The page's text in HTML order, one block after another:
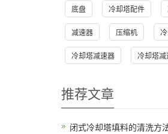
底盘 冷却塔配件
减速器 压缩机
冷却塔减速器 冷却塔减
推荐文章
闭式冷却塔填料的清洗方